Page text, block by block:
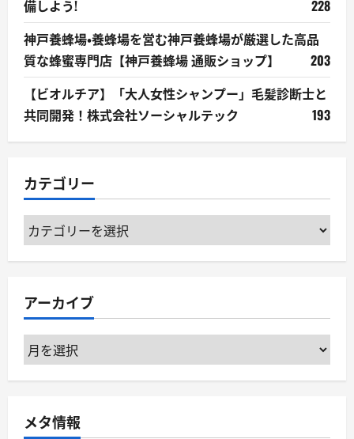
備しよう!
228
神戸養蜂場・養蜂場を営む神戸養蜂場が厳選した高品
質な蜂蜜専門店【神戸養蜂場 通販ショップ】
203
【ビオルチア】「大人女性シャンプー」毛髪診断士と
共同開発！株式会社ソーシャルテック
193
カテゴリー
カ
テ
ゴ
ー
アーカイブ
ア
ー
カ
ブ
メタ情報